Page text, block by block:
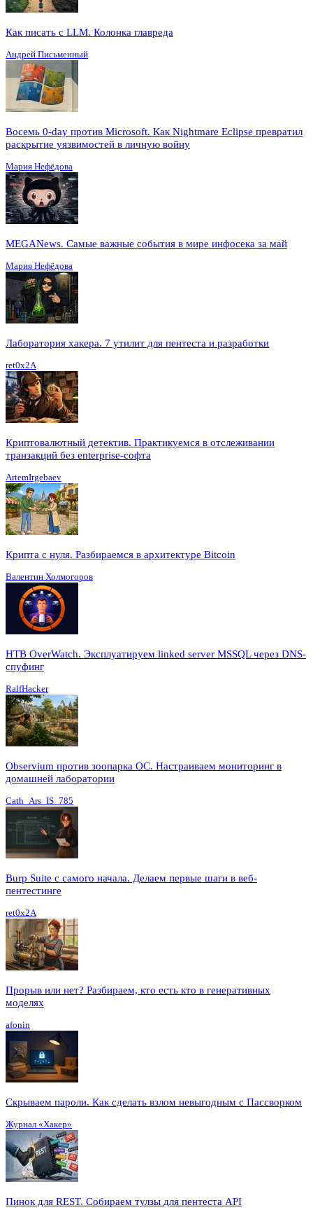
Как писать с LLM. Колонка главреда
Андрей Письменный
Восемь 0-day против Microsoft. Как Nightmare Eclipse превратил
раскрытие уязвимостей в личную войну
Мария Нефёдова
MEGANews. Cамые важные события в мире инфосека за май
Мария Нефёдова
Лаборатория хакера. 7 утилит для пентеста и разработки
ret0x2A
Криптовалютный детектив. Практикуемся в отслеживании
транзакций без enterprise-софта
ArtemIrgebaev
Крипта с нуля. Разбираемся в архитектуре Bitcoin
Валентин Холмогоров
HTB OverWatch. Эксплуатируем linked server MSSQL через DNS-
спуфинг
RalfHacker
Observium против зоопарка ОС. Настраиваем мониторинг в
домашней лаборатории
Cath_Ars_IS_785
Burp Suite с самого начала. Делаем первые шаги в веб-
пентестинге
ret0x2A
Прорыв или нет? Разбираем, кто есть кто в генеративных
моделях
afonin
Скрываем пароли. Как сделать взлом невыгодным с Пассворком
Журнал «Хакер»
Пинок для REST. Собираем тулзы для пентеста API